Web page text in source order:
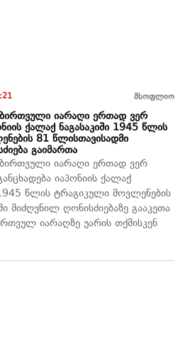
მსოფლიო
იარაღი ერთად ვერ
ქალაქ ნაგასაკიში 1945 წლის
81 წლისთავისადმი
გაიმართა
იარაღი ერთად ვერ
იაპონიის ქალაქ
წლის ტრაგიკული მოვლენების
მიძღვნილ ღონისძიებაზე გააკეთა
იარაღზე უარის თქმისკენ